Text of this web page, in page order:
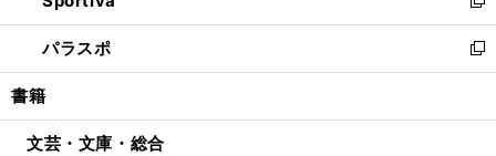
ウ
で
開
ン
ド
ウ
開
い
ウ
ィ
ン
ウ
新
し
い
ウ
ン
パラスポ
新
し
ウ
書籍
文芸・文庫・総合